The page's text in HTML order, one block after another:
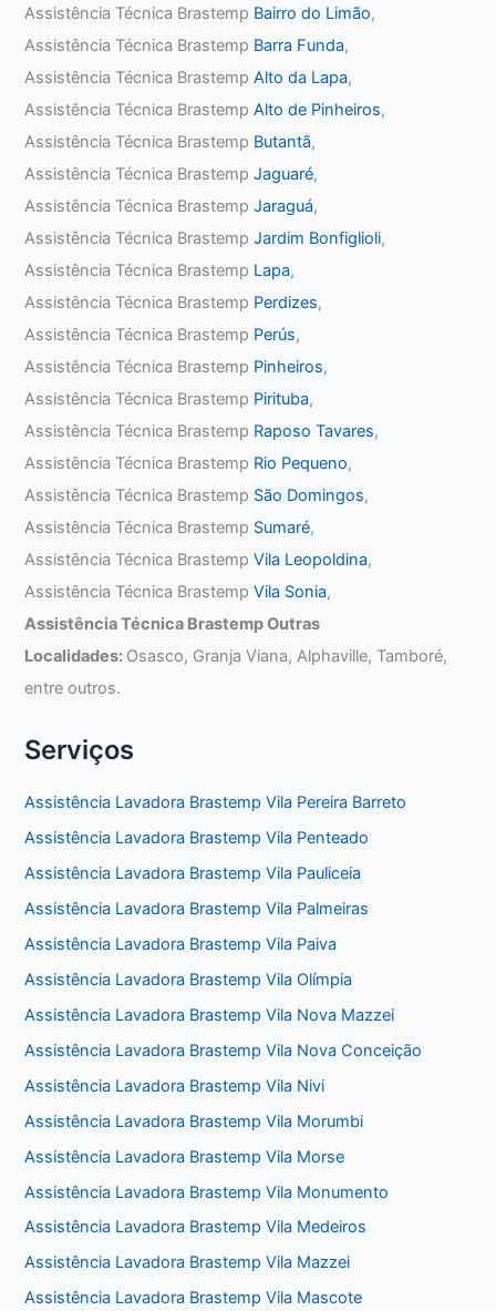
Assistência Técnica Brastemp Bairro do Limão,
Assistência Técnica Brastemp Barra Funda,
Assistência Técnica BrastempAlto da Lapa,
Assistência Técnica BrastempAlto de Pinheiros,
Assistência Técnica Brastemp Butantã,
Assistência Técnica BrastempJaguaré,
Assistência Técnica BrastempJaraguá,
Assistência Técnica BrastempJardim Bonfiglioli,
Assistência Técnica Brastemp Lapa,
Assistência Técnica Brastemp Perdizes,
Assistência Técnica Brastemp Perús,
Assistência Técnica Brastemp Pinheiros,
Assistência Técnica Brastemp Pirituba,
Assistência Técnica Brastemp Raposo Tavares,
Assistência Técnica Brastemp Rio Pequeno,
Assistência Técnica Brastemp São Domingos,
Assistência Técnica Brastemp Sumaré,
Assistência Técnica BrastempVila Leopoldina,
Assistência Técnica BrastempVila Sonia,
Assistência Técnica Brastemp Outras
Localidades: Osasco, Granja Viana, Alphaville, Tamboré,
entre outros.
Serviços
Assistência Lavadora Brastemp Vila Pereira Barreto
Assistência Lavadora Brastemp Vila Penteado
Assistência Lavadora Brastemp Vila Pauliceia
Assistência Lavadora Brastemp Vila Palmeiras
Assistência Lavadora Brastemp Vila Paiva
Assistência Lavadora Brastemp Vila Olímpia
Assistência Lavadora Brastemp Vila Nova Mazzei
Assistência Lavadora Brastemp Vila Nova Conceição
Assistência Lavadora Brastemp Vila Nivi
Assistência Lavadora Brastemp Vila Morumbi
Assistência Lavadora Brastemp Vila Morse
Assistência Lavadora Brastemp Vila Monumento
Assistência Lavadora Brastemp Vila Medeiros
Assistência Lavadora Brastemp Vila Mazzei
Assistência Lavadora Brastemp Vila Mascote